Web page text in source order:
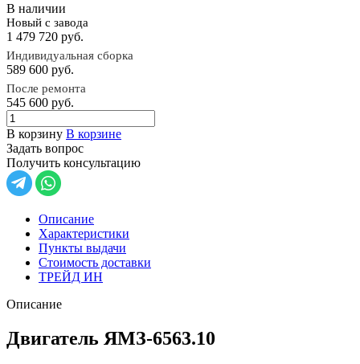
В наличии
Новый с завода
1 479 720 руб.
Индивидуальная сборка
589 600 руб.
После ремонта
545 600 руб.
В корзину В корзине
Задать вопрос
Получить консультацию
Описание
Характеристики
Пункты выдачи
Стоимость доставки
ТРЕЙД ИН
Описание
Двигатель ЯМЗ-6563.10